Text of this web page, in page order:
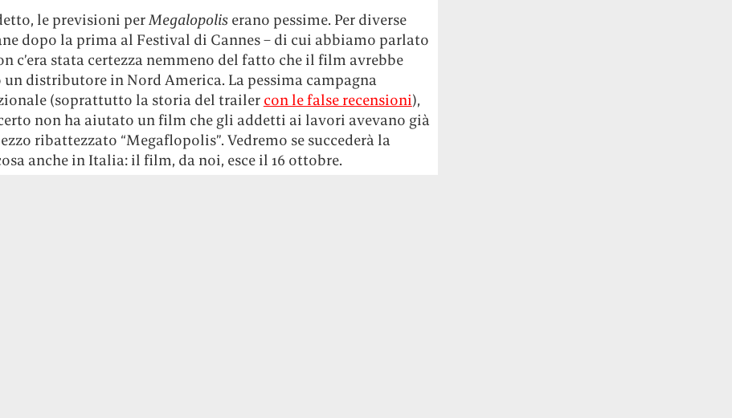
le previsioni perMegalopolis erano pessime. Per diverse
dopo la prima al Festival di Cannes – di cui abbiamo parlato
c’era stata certezza nemmeno del fatto che il film avrebbe
distributore in Nord America. La pessima campagna
(soprattutto la storia del trailer con le false recensioni),
non ha aiutato un film che gli addetti ai lavori avevano già
ribattezzato “Megaflopolis”. Vedremo se succederà la
anche in Italia: il film, da noi, esce il 16 ottobre.